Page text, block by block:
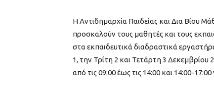
Η Αντιδημαρχία Παιδείας και Δια Βίου
προσκαλούν τους μαθητές και τους
στα εκπαιδευτικά διαδραστικά
1, την Τρίτη 2 και Τετάρτη 3
από τις 09:00 έως τις 14:00 και 14:00-17:00